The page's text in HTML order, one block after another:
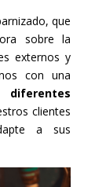
que
sobre la
externos y
con una
clientes
a sus